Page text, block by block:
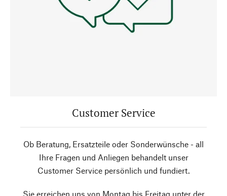
Customer Service
Ob Beratung, Ersatzteile oder Sonderwünsche - all
Ihre Fragen und Anliegen behandelt unser
Customer Service persönlich und fundiert.
Sie erreichen uns von Montag bis Freitag unter der